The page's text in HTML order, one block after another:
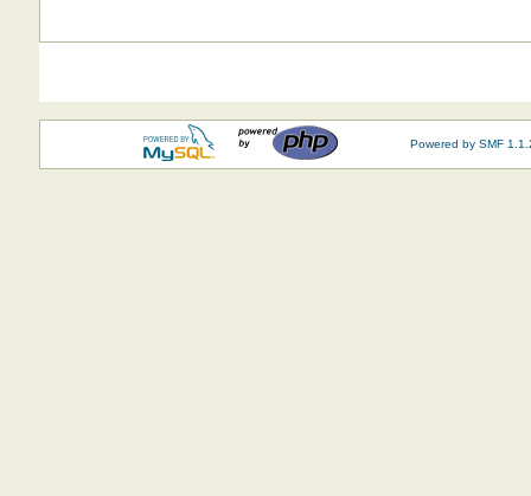
Powered by SMF